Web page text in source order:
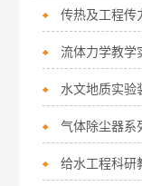
传热及工程传
流体力学教学
水文地质实验
气体除尘器系
给水工程科研